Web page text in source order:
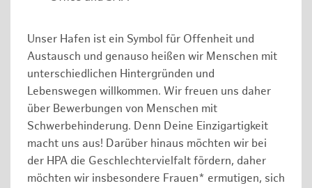
Unser Hafen ist ein Symbol für Offenheit und
Austausch und genauso heißen wir Menschen mit
unterschiedlichen Hintergründen und
Lebenswegen willkommen. Wir freuen uns daher
über Bewerbungen von Menschen mit
Schwerbehinderung. Denn Deine Einzigartigkeit
macht uns aus! Darüber hinaus möchten wir bei
der HPA die Geschlechtervielfalt fördern, daher
möchten wir insbesondere Frauen* ermutigen, sich